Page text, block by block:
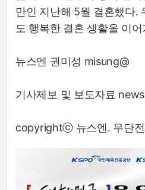
만인 지난해 5월 결혼했다.
도 행복한 결혼 생활을 이
뉴스엔 권미성 misung@
기사제보 및 보도자료
copyrightⓒ 뉴스엔. 무단전